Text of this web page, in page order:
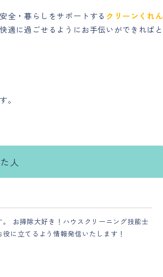
全・暮らしをサポートする クリーンくれん
適に過ごせるようにお手伝いができればと
。
人
お掃除大好き！ハウスクリーニング技能士
に立てるよう情報発信いたします！